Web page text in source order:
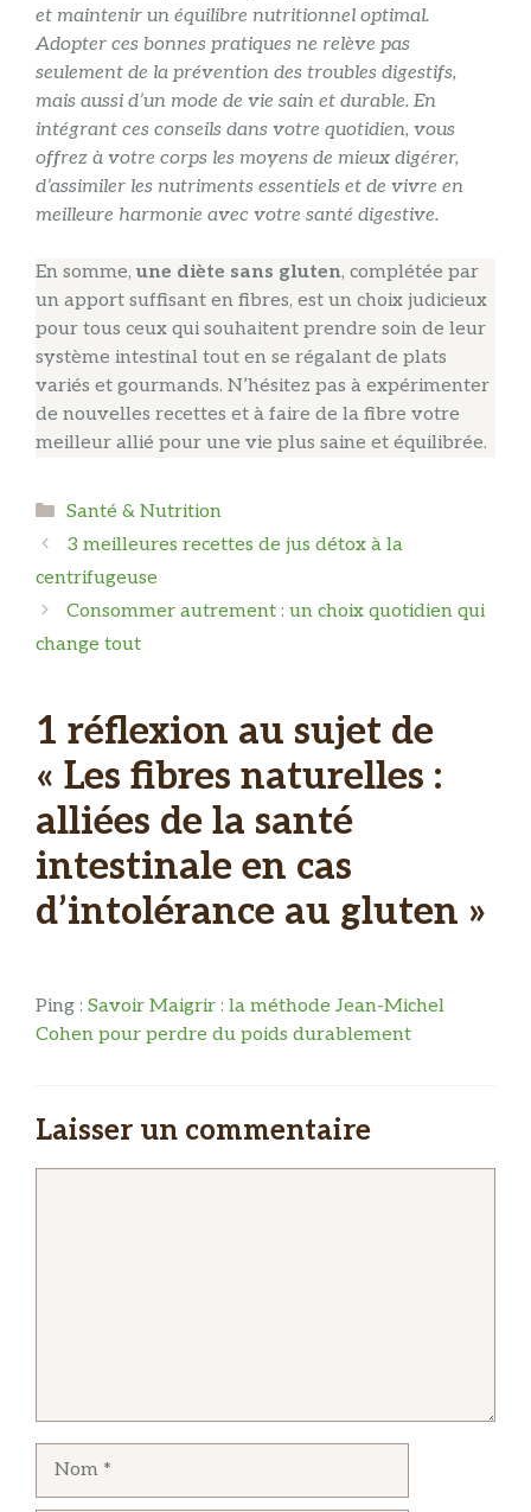
et maintenir un équilibre nutritionnel optimal.
Adopter ces bonnes pratiques ne relève pas
seulement de la prévention des troubles digestifs,
mais aussi d’un mode de vie sain et durable. En
intégrant ces conseils dans votre quotidien, vous
offrez à votre corps les moyens de mieux digérer,
d’assimiler les nutriments essentiels et de vivre en
meilleure harmonie avec votre santé digestive.
En somme,une diète sans gluten, complétée par
un apport suffisant en fibres, est un choix judicieux
pour tous ceux qui souhaitent prendre soin de leur
système intestinal tout en se régalant de plats
variés et gourmands. N’hésitez pas à expérimenter
de nouvelles recettes et à faire de la fibre votre
meilleur allié pour une vie plus saine et équilibrée.
Catégories
Santé & Nutrition
3 meilleures recettes de jus détox à la
centrifugeuse
Consommer autrement : un choix quotidien qui
change tout
1 réflexion au sujet de
« Les fibres naturelles :
alliées de la santé
intestinale en cas
d’intolérance au gluten »
Ping : Savoir Maigrir : la méthode Jean-Michel
Cohen pour perdre du poids durablement
Laisser un commentaire